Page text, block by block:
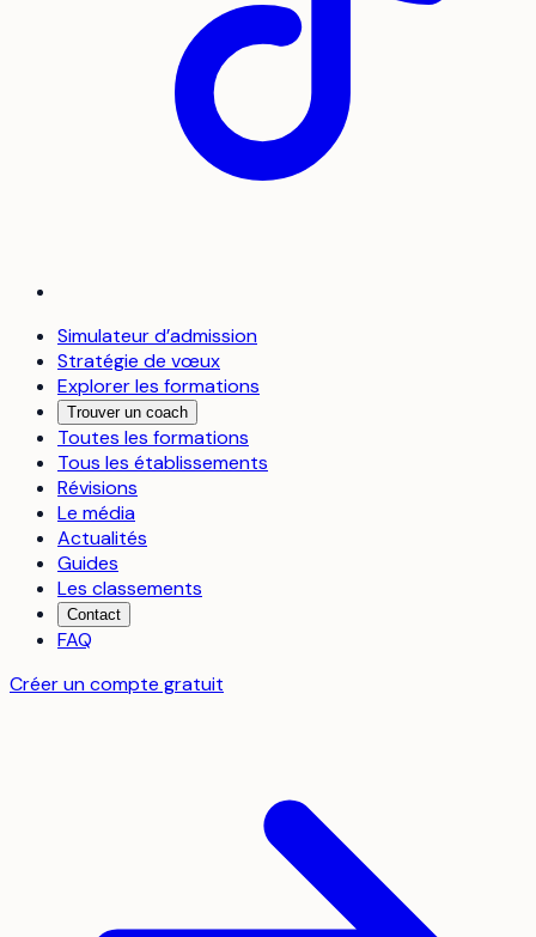
Simulateur d’admission
Stratégie de vœux
Explorer les formations
Trouver un coach
Toutes les formations
Tous les établissements
Révisions
Le média
Actualités
Guides
Les classements
Contact
FAQ
Créer un compte gratuit